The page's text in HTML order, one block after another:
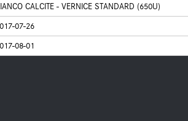
CALCITE - VERNICE STANDARD (650U)
07-26
08-01